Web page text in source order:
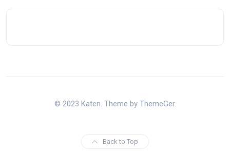
© 2023 Katen. Theme by ThemeGer.
Back to Top